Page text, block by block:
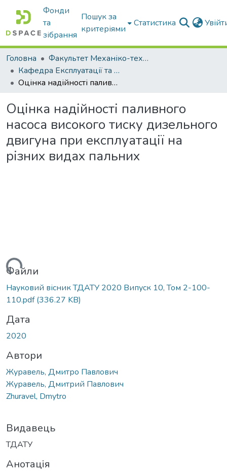
Фонди
та
зібрання
Пошук за
критеріями
Статистика
Головна
Факультет Механіко-технологічний
Кафедра Експлуатації та технічного сервісу машин
Оцінка надійності паливного насоса високого тиску дизельного двигуна при експлуатації на різних видах пальних
Оцінка надійності паливного
насоса високого тиску дизельного
двигуна при експлуатації на
різних видах пальних
Файли
Науковий вісник ТДАТУ 2020 Випуск 10, Том 2-100-
110.pdf(336.27 KB)
Дата
2020
Автори
Журавель, Дмитро Павлович
Журавель, Дмитрий Павлович
Zhuravel, Dmytro
Видавець
ТДАТУ
Анотація